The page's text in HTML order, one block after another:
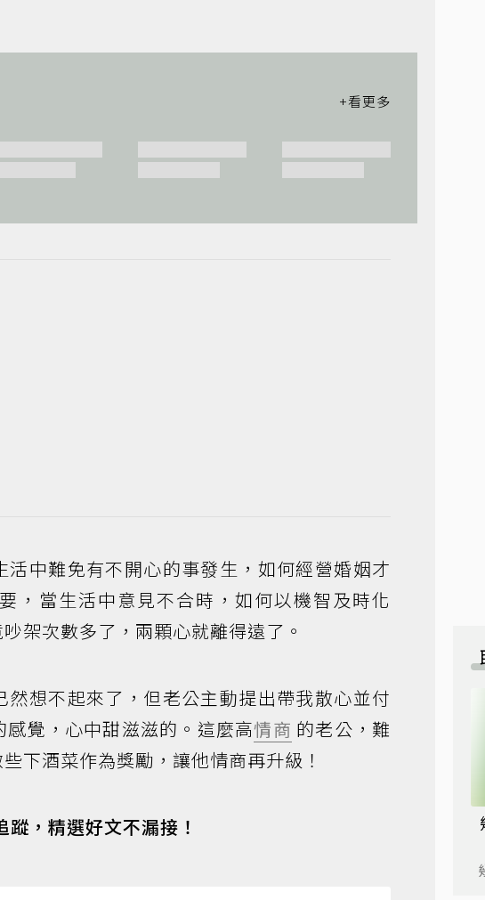
中難免有不開心的事發生，如何經營婚姻才
，當生活中意見不合時，如何以機智及時化
架次數多了，兩顆心就離得遠了。
想不起來了，但老公主動提出帶我散心並付
覺，心中甜滋滋的。這麼高情商 的老公，難
下酒菜作為獎勵，讓他情商再升級！
蹤，精選好文不漏接！